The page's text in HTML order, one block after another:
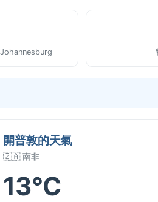
開普敦的天氣
🇿🇦 南非
13°C